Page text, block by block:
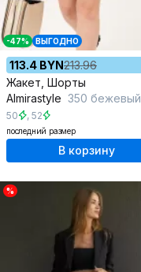
-47% ВЫГОДНО
113.4 BYN213.96
Жакет, Шорты
Almirastyle 350 бежевый
50 , 52
последний размер
В корзину
%